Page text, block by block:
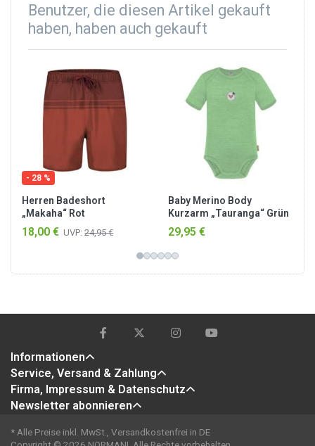
Benutzer, die diesen Artikel gekauft
haben, haben auch gekauft
- 28 %
Herren Badeshort
„Makaha“ Rot
18,00 € UVP: 24,95 €
Baby Merino Body
Kurzarm „Tauranga“ Grün
29,95 €
Informationen
Service, Versand & Zahlung
Firma, Impressum & Datenschutz
Newsletter abonnieren
* Alle Preise inkl. MwSt., Versandkostenfrei in DE